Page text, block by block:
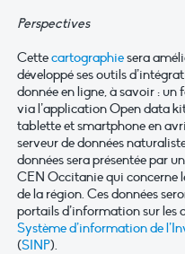
Perspectives
Cettecartographiesera
développé ses outils
donnée en ligne, à savoir :
via l’application Open data
tablette et smartphone en
serveur de données
données sera présentée par
CEN Occitanie qui concerne
de la région. Ces données
portails d’information sur les
Système d’information de
(SINP).